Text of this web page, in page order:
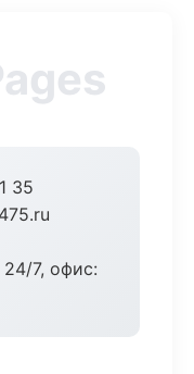
35
7, офис: